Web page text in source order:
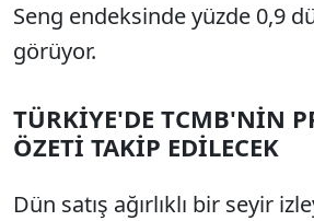
Seng endeksinde yüzde 0,9
görüyor.
TÜRKİYE'DE TCMB'NİN
ÖZETİ TAKİP EDİLECEK
Dün satış ağırlıklı bir seyir